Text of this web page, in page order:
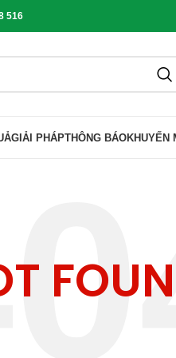
516
GIẢI PHÁPTHÔNG BÁOKHUYẾN